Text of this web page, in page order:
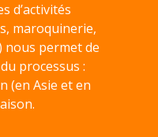
d’activités
maroquinerie,
permet de
processus :
(en Asie et en